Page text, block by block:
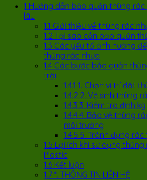
1 Hướng dẫn bảo quản thùng
lâu
1.1 Giới thiệu về thùng rác
1.2 Tại sao cần bảo quản
1.3 Các yếu tố ảnh hưởng
thùng rác nhựa
1.4 Các bước bảo quản
trời
1.4.1 1. Chọn vị trí đặt
1.4.2 2. Vệ sinh thùng
1.4.3 3. Kiểm tra định kỳ
1.4.4 4. Bảo vệ thùng
môi trường
1.4.5 5. Tránh đựng
1.5 Lợi ích khi sử dụng
Plastic
1.6 Kết luận
1.7 *. THÔNG TIN LIÊN HỆ